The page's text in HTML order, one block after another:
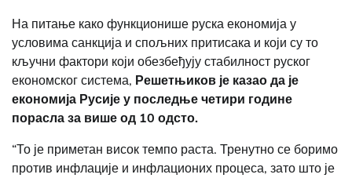
На питање како функционише руска економија у
условима санкција и спољних притисака и који су то
кључни фактори који обезбеђују стабилност руског
економског система, Решетњиков је казао да је
економија Русије у последње четири године
порасла за више од 10 одсто.
“То је приметан висок темпо раста. Тренутно се боримо
против инфлације и инфлационих процеса, зато што је